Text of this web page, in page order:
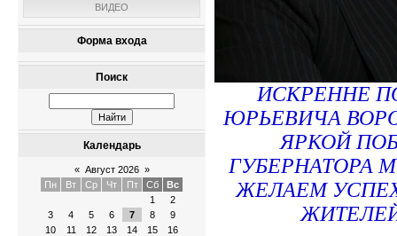
ВИДЕО
Форма входа
Поиск
Календарь
« Август 2026 »
Пн
Вт Ср Чт Пт Сб
Вс
1
2
3
4 5 6 7 8
9
10
11 12 13 14 15
16
ИСКРЕННЕ
ЮРЬЕВИЧА
ЯРКОЙ
ГУБЕРНАТОРА
ЖЕЛАЕМ